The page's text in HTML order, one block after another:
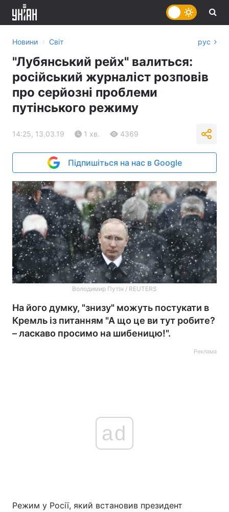
Головна Війна
Новини › Світ рус
"Лубянський рейх" валиться:
російський журналіст розповів
про серйозні проблеми
путінського режиму
14:25, 13.03.19 1 хв. 4369
Підпишіться на нас в Google
Володимир Путін / REUTERS
На його думку, "знизу" можуть постукати в
Кремль із питанням "А що це ви тут робите?
– ласкаво просимо на шибеницю!".
Реклама
ad
Режим у Росії, який встановив президент